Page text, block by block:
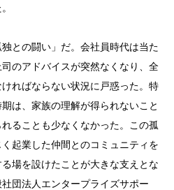
との闘い」だ。会社員時代は当た
のアドバイスが突然なくなり、全
ればならない状況に戸惑った。特
は、家族の理解が得られないこと
ることも少なくなかった。この孤
起業した仲間とのコミュニティを
場を設けたことが大きな支えとな
団法人エンタープライズサポー